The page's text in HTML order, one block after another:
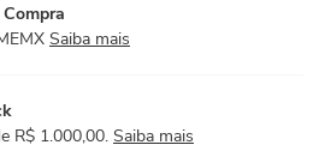
Saiba mais
R$ 1.000,00. Saiba mais